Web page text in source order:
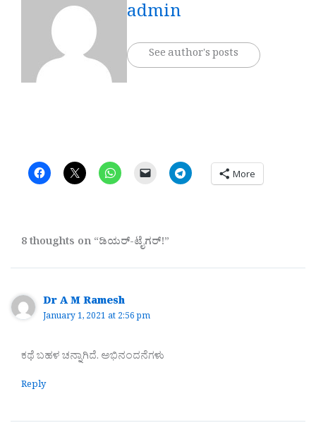
admin
See author's posts
More
8 thoughts on “ಡಿಯರ್-ಟೈಗರ್!”
Dr A M Ramesh
January 1, 2021 at 2:56 pm
ಕಥೆ ಬಹಳ ಚನ್ನಾಗಿದೆ. ಅಭಿನಂದನೆಗಳು
Reply